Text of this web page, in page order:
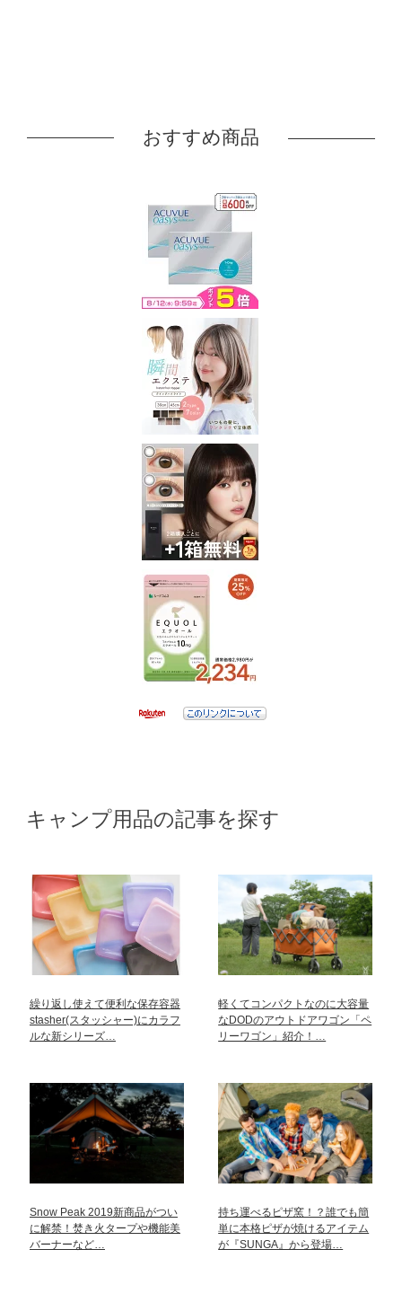
おすすめ商品
キャンプ用品の記事を探す
繰り返し使えて便利な保存容器
stasher(スタッシャー)にカラフ
ルな新シリーズ…
軽くてコンパクトなのに大容量
なDODのアウトドアワゴン「ペ
リーワゴン」紹介！…
Snow Peak 2019新商品がつい
に解禁！焚き火タープや機能美
バーナーなど…
持ち運べるピザ窯！？誰でも簡
単に本格ピザが焼けるアイテム
が『SUNGA』から登場…